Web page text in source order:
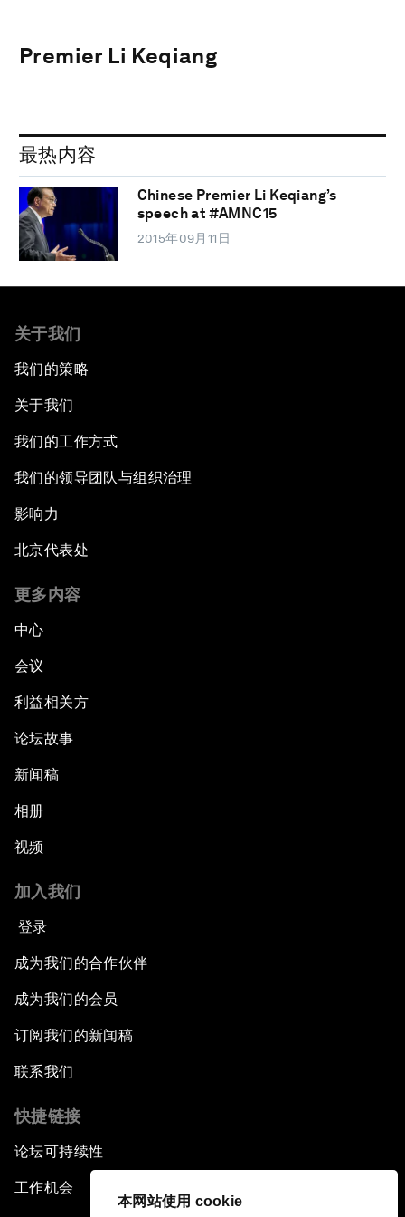
本网站使用 cookie
Premier Li Keqiang
最热内容
Chinese Premier Li Keqiang’s
speech at #AMNC15
2015年09月11日
关于我们
我们的策略
关于我们
我们的工作方式
我们的领导团队与组织治理
影响力
北京代表处
更多内容
中心
会议
利益相关方
论坛故事
新闻稿
相册
视频
加入我们
登录
成为我们的合作伙伴
成为我们的会员
订阅我们的新闻稿
联系我们
快捷链接
论坛可持续性
工作机会